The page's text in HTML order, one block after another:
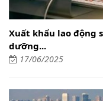
Xuất khẩu lao động
dưỡng...
17/06/2025